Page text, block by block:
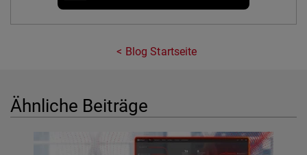
Blog Startseite
Ähnliche Beiträge